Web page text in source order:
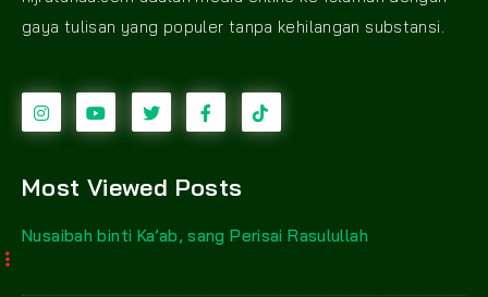
gaya tulisan yang populer tanpa kehilangan substansi.
Most Viewed Posts
Nusaibah binti Ka’ab, sang Perisai Rasulullah